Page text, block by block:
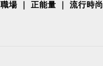
職場 正能量 流行時尚